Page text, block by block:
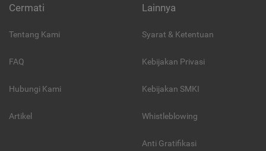
Cermati
Tentang Kami
FAQ
Hubungi Kami
Artikel
Lainnya
Syarat & Ketentuan
Kebijakan Privasi
Kebijakan SMKI
Whistleblowing
Anti Gratifikasi